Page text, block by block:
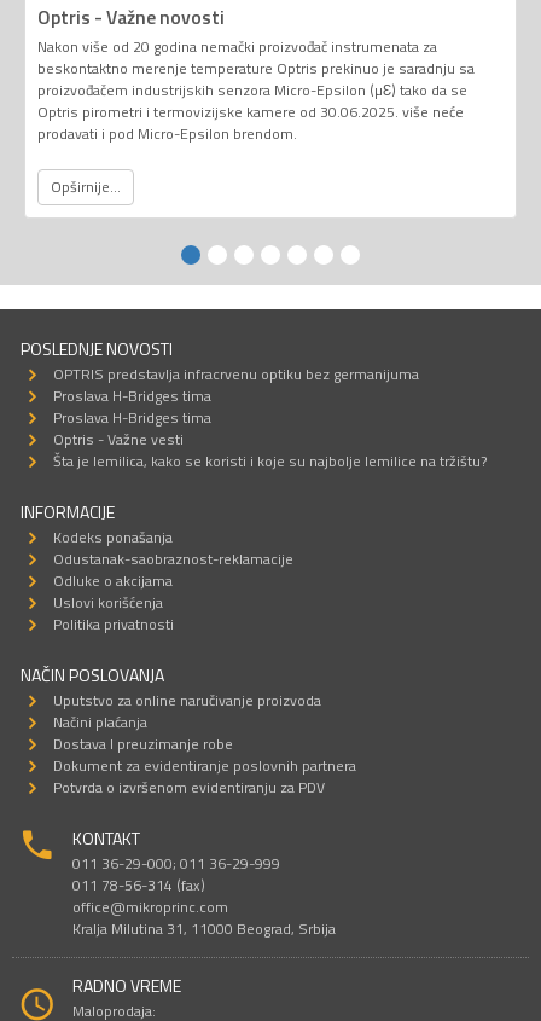
Optris - Važne novosti
Nakon više od 20 godina nemački proizvođač instrumenata za
beskontaktno merenje temperature Optris prekinuo je saradnju sa
proizvođačem industrijskih senzora Micro-Epsilon (µƐ) tako da se
Optris pirometri i termovizijske kamere od 30.06.2025. više neće
prodavati i pod Micro-Epsilon brendom.
Opširnije...
POSLEDNJE NOVOSTI
OPTRIS predstavlja infracrvenu optiku bez germanijuma
Proslava H-Bridges tima
Proslava H-Bridges tima
Optris - Važne vesti
Šta je lemilica, kako se koristi i koje su najbolje lemilice na tržištu?
INFORMACIJE
Kodeks ponašanja
Odustanak-saobraznost-reklamacije
Odluke o akcijama
Uslovi korišćenja
Politika privatnosti
NAČIN POSLOVANJA
Uputstvo za online naručivanje proizvoda
Načini plaćanja
Dostava I preuzimanje robe
Dokument za evidentiranje poslovnih partnera
Potvrda o izvršenom evidentiranju za PDV
KONTAKT
011 36-29-000; 011 36-29-999
011 78-56-314 (fax)
office@mikroprinc.com
Kralja Milutina 31, 11000 Beograd, Srbija
RADNO VREME
Maloprodaja: